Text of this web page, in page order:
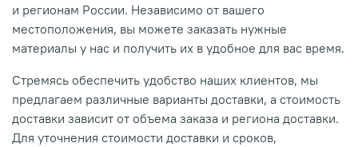
и регионам России. Независимо от вашего
местоположения, вы можете заказать нужные
материалы у нас и получить их в удобное для вас время.
Стремясь обеспечить удобство наших клиентов, мы
предлагаем различные варианты доставки, а стоимость
доставки зависит от объема заказа и региона доставки.
Для уточнения стоимости доставки и сроков,